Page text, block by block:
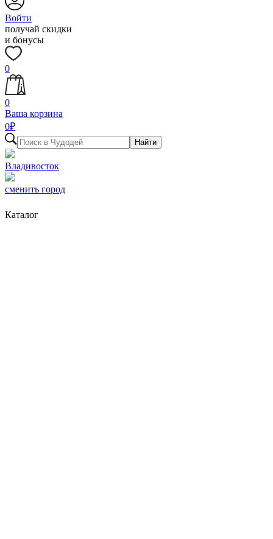
Войти
получай скидки
и бонусы
0
0
Ваша корзина
0₽
Найти
Владивосток
сменить город
Каталог